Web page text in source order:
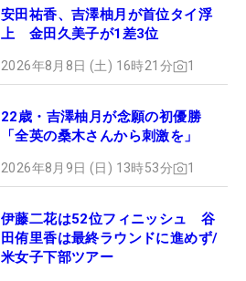
安田祐香、吉澤柚月が首位タイ浮
上 金田久美子が1差3位
2026年8月8日 (土) 16時21分 1
22歳・吉澤柚月が念願の初優勝
「全英の桑木さんから刺激を」
2026年8月9日 (日) 13時53分 1
伊藤二花は52位フィニッシュ 谷
田侑里香は最終ラウンドに進めず/
米女子下部ツアー